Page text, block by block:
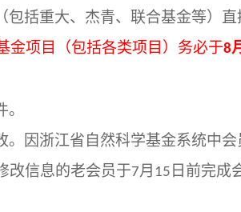
包括重大、 杰青、联合基金等）直
金项目（包括各类项目）务必于8
。因浙江省自然科学基金系统中
改信息的老会员于7月 15 日前完成